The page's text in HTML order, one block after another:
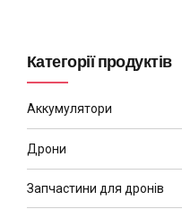
Категорії продуктів
Аккумулятори
Дрони
Запчастини для дронів